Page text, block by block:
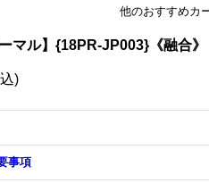
他のおすすめカ
マル】{18PR-JP003}《融合》
)
事項